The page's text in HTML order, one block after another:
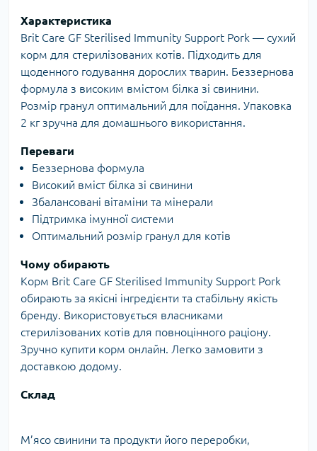
Характеристика
Brit Care GF Sterilised Immunity Support Pork — сухий
корм для стерилізованих котів. Підходить для
щоденного годування дорослих тварин. Беззернова
формула з високим вмістом білка зі свинини.
Розмір гранул оптимальний для поїдання. Упаковка
2 кг зручна для домашнього використання.
Переваги
Беззернова формула
Високий вміст білка зі свинини
Збалансовані вітаміни та мінерали
Підтримка імунної системи
Оптимальний розмір гранул для котів
Чому обирають
Корм Brit Care GF Sterilised Immunity Support Pork
обирають за якісні інгредієнти та стабільну якість
бренду. Використовується власниками
стерилізованих котів для повноцінного раціону.
Зручно купити корм онлайн. Легко замовити з
доставкою додому.
Склад
М’ясо свинини та продукти його переробки,